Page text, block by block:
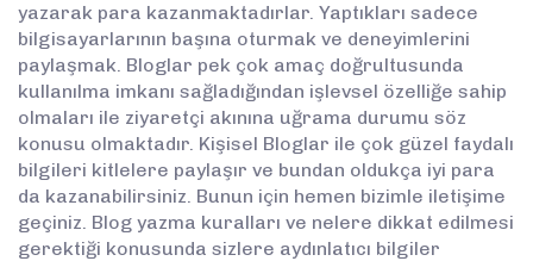
yazarak para kazanmaktadırlar. Yaptıkları sadece
bilgisayarlarının başına oturmak ve deneyimlerini
paylaşmak. Bloglar pek çok amaç doğrultusunda
kullanılma imkanı sağladığından işlevsel özelliğe sahip
olmaları ile ziyaretçi akınına uğrama durumu söz
konusu olmaktadır. Kişisel Bloglar ile çok güzel faydalı
bilgileri kitlelere paylaşır ve bundan oldukça iyi para
da kazanabilirsiniz. Bunun için hemen bizimle iletişime
geçiniz. Blog yazma kuralları ve nelere dikkat edilmesi
gerektiği konusunda sizlere aydınlatıcı bilgiler